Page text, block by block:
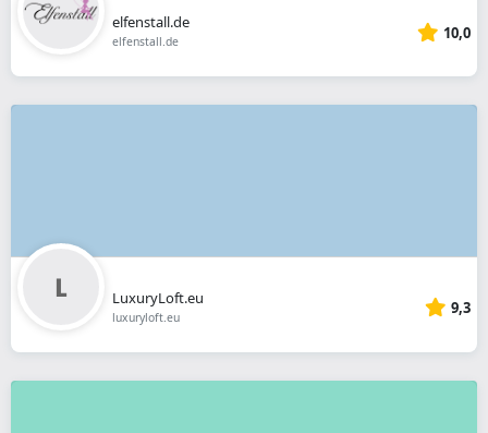
elfenstall.de
elfenstall.de 10,0
LuxuryLoft.eu
luxuryloft.eu 9,3